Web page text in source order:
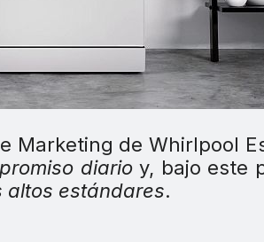
Marketing de Whirlpool
diarioy, bajo este
altos estándares.